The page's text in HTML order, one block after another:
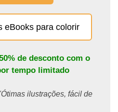
eBooks para colorir
de desconto com o
tempo limitado
ilustrações, fácil de